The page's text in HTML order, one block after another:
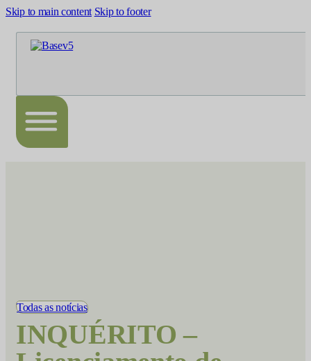
Skip to main content Skip to footer
Todas as notícias
INQUÉRITO –